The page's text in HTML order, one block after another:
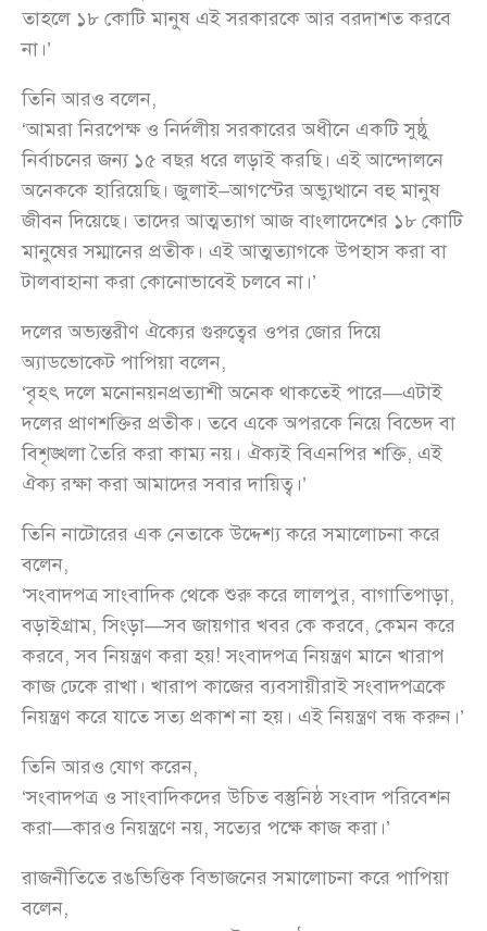
তাহলে ১৮ কোটি মানুষ এই সরকারকে আর বরদাশত করবে
না।’
তিনি আরও বলেন,
‘আমরা নিরপেক্ষ ও নির্দলীয় সরকারের অধীনে একটি সুষ্ঠু
নির্বাচনের জন্য ১৫ বছর ধরে লড়াই করছি। এই আন্দোলনে
অনেককে হারিয়েছি। জুলাই–আগস্টের অভ্যুত্থানে বহু মানুষ
জীবন দিয়েছে। তাদের আত্মত্যাগ আজ বাংলাদেশের ১৮ কোটি
মানুষের সম্মানের প্রতীক। এই আত্মত্যাগকে উপহাস করা বা
টালবাহানা করা কোনোভাবেই চলবে না।’
দলের অভ্যন্তরীণ ঐক্যের গুরুত্বের ওপর জোর দিয়ে
অ্যাডভোকেট পাপিয়া বলেন,
‘বৃহৎ দলে মনোনয়নপ্রত্যাশী অনেক থাকতেই পারে—এটাই
দলের প্রাণশক্তির প্রতীক। তবে একে অপরকে নিয়ে বিভেদ বা
বিশৃঙ্খলা তৈরি করা কাম্য নয়। ঐক্যই বিএনপির শক্তি, এই
ঐক্য রক্ষা করা আমাদের সবার দায়িত্ব।’
তিনি নাটোরের এক নেতাকে উদ্দেশ্য করে সমালোচনা করে
বলেন,
‘সংবাদপত্র সাংবাদিক থেকে শুরু করে লালপুর, বাগাতিপাড়া,
বড়াইগ্রাম, সিংড়া—সব জায়গার খবর কে করবে, কেমন করে
করবে, সব নিয়ন্ত্রণ করা হয়! সংবাদপত্র নিয়ন্ত্রণ মানে খারাপ
কাজ ঢেকে রাখা। খারাপ কাজের ব্যবসায়ীরাই সংবাদপত্রকে
নিয়ন্ত্রণ করে যাতে সত্য প্রকাশ না হয়। এই নিয়ন্ত্রণ বন্ধ করুন।’
তিনি আরও যোগ করেন,
‘সংবাদপত্র ও সাংবাদিকদের উচিত বস্তুনিষ্ঠ সংবাদ পরিবেশন
করা—কারও নিয়ন্ত্রণে নয়, সত্যের পক্ষে কাজ করা।’
রাজনীতিতে রঙভিত্তিক বিভাজনের সমালোচনা করে পাপিয়া
বলেন,